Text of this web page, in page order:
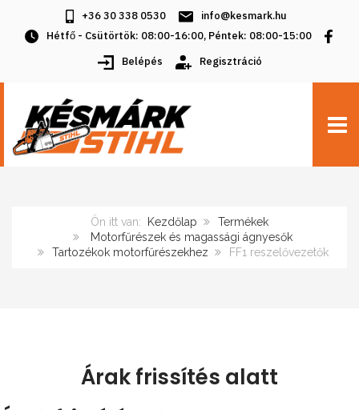
+36 30 338 0530
info@kesmark.hu
Hétfő - Csütörtök: 08:00-16:00, Péntek: 08:00-15:00
Belépés
Regisztráció
Ön itt van: Kezdőlap
Termékek
Motorfűrészek és magassági ágnyesők
Tartozékok motorfűrészekhez
FF1 reszelővezetők
Árak frissítés alatt